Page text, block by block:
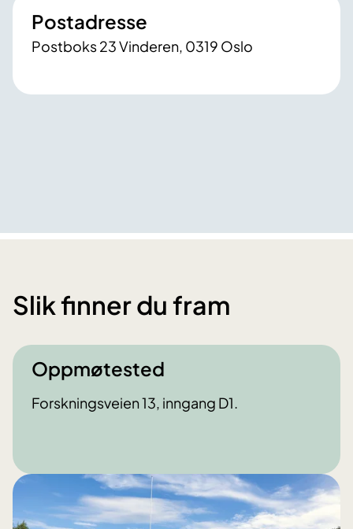
Postadresse
Postboks 23 Vinderen, 0319 Oslo
Slik finner du fram
Oppmøtested
Forskningsveien 13, inngang D1.